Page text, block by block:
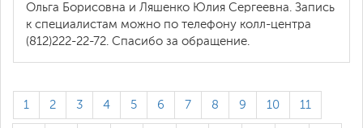
Ольга Борисовна и Ляшенко Юлия Сергеевна. Запись
к специалистам можно по телефону колл-центра
(812)222-22-72. Спасибо за обращение.
1 2 3 4 5 6 7 8 9 10 11